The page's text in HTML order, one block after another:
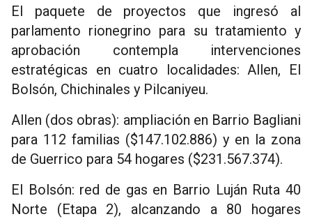
El paquete de proyectos que ingresó al
parlamento rionegrino para su tratamiento y
aprobación contempla intervenciones
estratégicas en cuatro localidades: Allen, El
Bolsón, Chichinales y Pilcaniyeu.
Allen (dos obras): ampliación en Barrio Bagliani
para 112 familias ($147.102.886) y en la zona
de Guerrico para 54 hogares ($231.567.374).
El Bolsón: red de gas en Barrio Luján Ruta 40
Norte (Etapa 2), alcanzando a 80 hogares